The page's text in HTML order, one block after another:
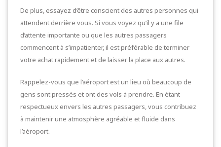
De plus, essayez d’être conscient des autres personnes qui
attendent derrière vous. Si vous voyez qu’il y a une file
d’attente importante ou que les autres passagers
commencent à s’impatienter, il est préférable de terminer
votre achat rapidement et de laisser la place aux autres.
Rappelez-vous que l’aéroport est un lieu où beaucoup de
gens sont pressés et ont des vols à prendre. En étant
respectueux envers les autres passagers, vous contribuez
à maintenir une atmosphère agréable et fluide dans
l’aéroport.